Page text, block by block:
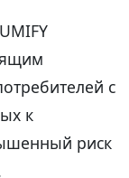
с
к
риск